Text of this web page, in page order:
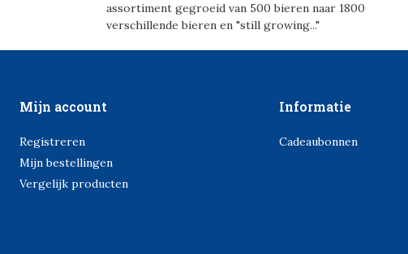
assortiment gegroeid van 500 bieren naar 1800
verschillende bieren en "still growing..."
Mijn account
Registreren
Mijn bestellingen
Vergelijk producten
Informatie
Cadeaubonnen